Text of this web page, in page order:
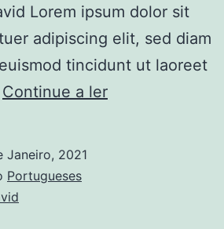
Lorem ipsum dolor sit
adipiscing elit, sed diam
tincidunt ut laoreet
Continue a lerAna
Janeiro, 2021
Portugueses